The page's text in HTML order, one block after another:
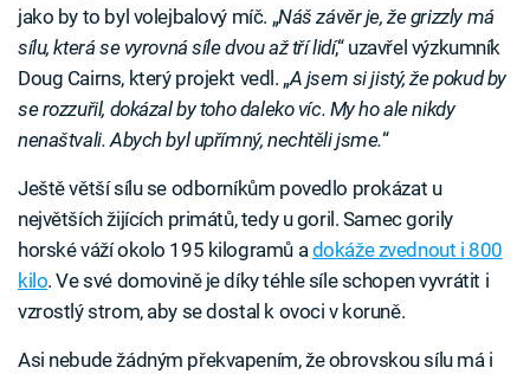
jako by to byl volejbalový míč. „Náš závěr je, že grizzly má
sílu, která se vyrovná síle dvou až tří lidí,“ uzavřel výzkumník
Doug Cairns, který projekt vedl. „A jsem si jistý, že pokud by
se rozzuřil, dokázal by toho daleko víc. My ho ale nikdy
nenaštvali. Abych byl upřímný, nechtěli jsme.“
Ještě větší sílu se odborníkům povedlo prokázat u
největších žijících primátů, tedy u goril. Samec gorily
horské váží okolo 195 kilogramů adokáže zvednout i 800
kilo. Ve své domovině je díky téhle síle schopen vyvrátit i
vzrostlý strom, aby se dostal k ovoci v koruně.
Asi nebude žádným překvapením, že obrovskou sílu má i